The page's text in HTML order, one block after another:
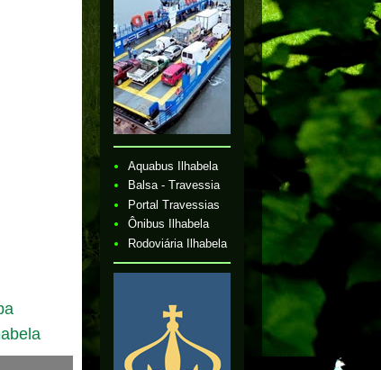
Aquabus Ilhabela
Balsa - Travessia
Portal Travessias
Ônibus Ilhabela
Rodoviária Ilhabela